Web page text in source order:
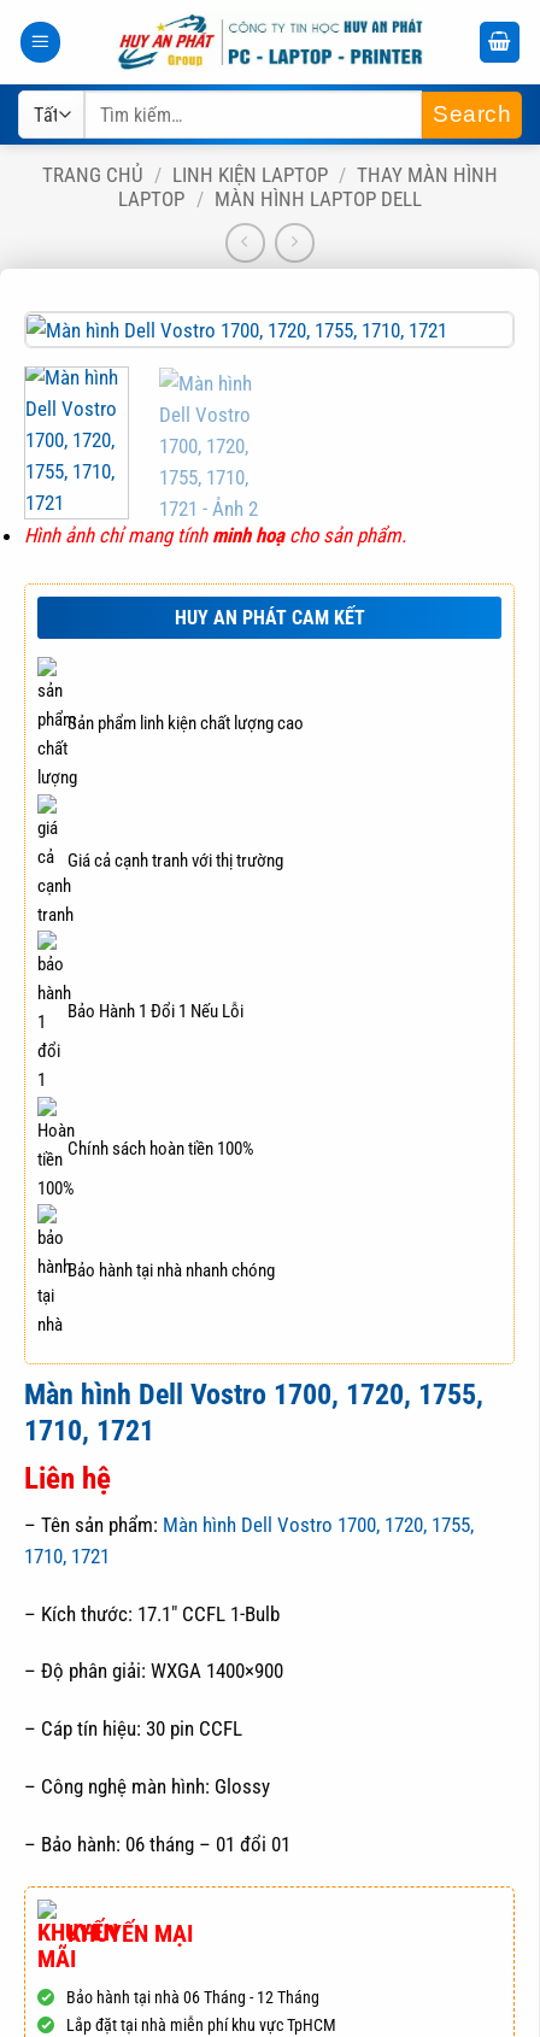
qua
nội
dung
Tìm
TRANG CHỦ / LINH KIỆN LAPTOP / THAY MÀN HÌNH
LAPTOP / MÀN HÌNH LAPTOP DELL
Hình ảnh chỉ mang tính minh hoạcho sản phẩm.
HUY AN PHÁT CAM KẾT
Sản phẩm linh kiện chất lượng cao
Giá cả cạnh tranh với thị trường
Bảo Hành 1 Đổi 1 Nếu Lỗi
Chính sách hoàn tiền 100%
Bảo hành tại nhà nhanh chóng
Màn hình Dell Vostro 1700, 1720, 1755,
1710, 1721
Liên hệ
– Tên sản phẩm: Màn hình Dell Vostro 1700, 1720, 1755,
1710, 1721
– Kích thước: 17.1″ CCFL 1-Bulb
– Độ phân giải: WXGA 1400×900
– Cáp tín hiệu: 30 pin CCFL
– Công nghệ màn hình: Glossy
– Bảo hành: 06 tháng – 01 đổi 01
KHUYẾN MẠI
Bảo hành tại nhà 06 Tháng - 12 Tháng
Lắp đặt tại nhà miễn phí khu vực TpHCM